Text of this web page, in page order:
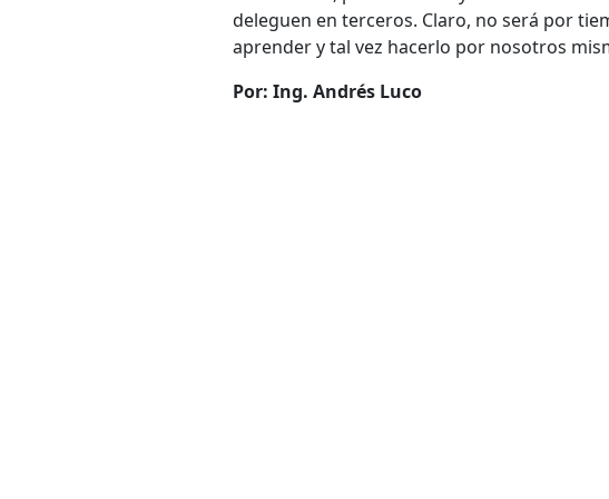
deleguen en terceros. Claro, no será por
aprender y tal vez hacerlo por nosotros
Por: Ing. Andrés Luco